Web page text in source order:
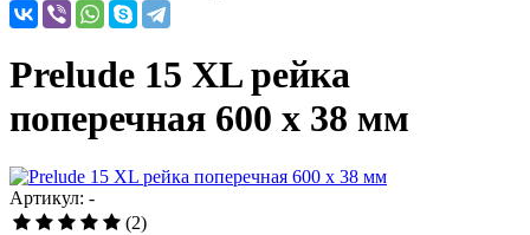
Prelude 15 XL рейка
поперечная 600 x 38 мм
Артикул: -
(2)